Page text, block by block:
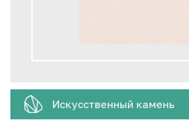
Искусственный камень